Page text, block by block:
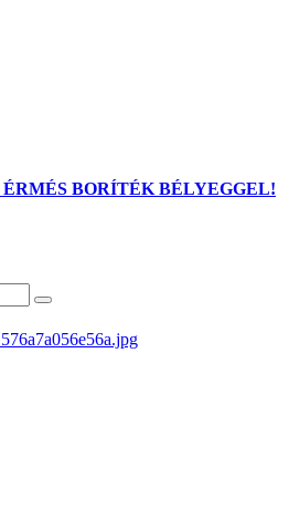
BORÍTÉK BÉLYEGGEL!